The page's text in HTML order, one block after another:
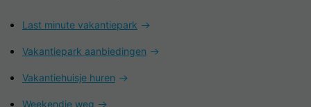
Last minute vakantiepark
Vakantiepark aanbiedingen
Vakantiehuisje huren
Weekendje weg